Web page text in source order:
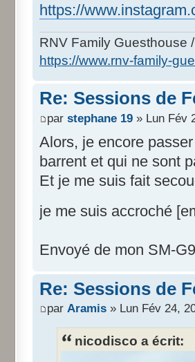
https://
RNV Family Guesthouse
https://www.rnv-family-
Re: Sessions de
par stephane 19 » Lun Fév
Alors, je encore
barrent et qui ne sont
Et je me suis fait
je me suis accroché
Envoyé de mon SM-
Re: Sessions de
par Aramis » Lun Fév 24,
nicodisco a écrit: